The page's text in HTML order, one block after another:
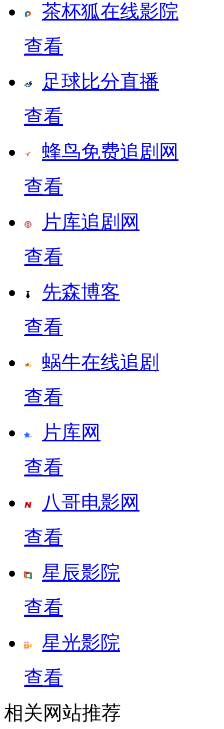
茶杯狐在线影院
查看
足球比分直播
查看
蜂鸟免费追剧网
查看
片库追剧网
查看
先森博客
查看
蜗牛在线追剧
查看
片库网
查看
八哥电影网
查看
星辰影院
查看
星光影院
查看
相关网站推荐